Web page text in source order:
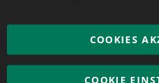
COOKIES
COOKIE